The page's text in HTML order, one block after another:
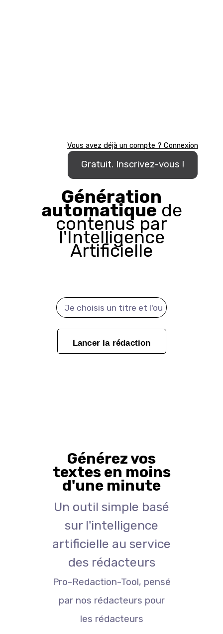
Vous avez déjà un compte ? Connexion
Gratuit. Inscrivez-vous !
Génération
automatiquede
contenus par
l'Intelligence
Artificielle
title
Générez vos
textes en moins
d'une minute
Un outil simple basé
sur l'intelligence
artificielle au service
des rédacteurs
Pro-Redaction-Tool, pensé
par nos rédacteurs pour
les rédacteurs